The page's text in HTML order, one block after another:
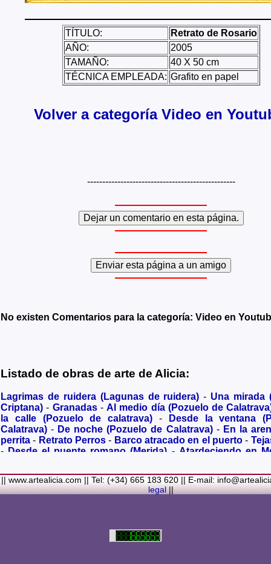
TÍTULO:
Retrato de Rosario
AÑO:
2005
TAMAÑO:
40 X 50 cm
TÉCNICA EMPLEADA: Grafito en papel
Volver a categoría Video en
-------------------------------------------------
No existen Comentarios para la categoría: Video en
Listado de obras de arte de Alicia:
Lagrimas de ruidera (Lagunas de ruidera) - Una mirada
Criptana) - Granadas-Al medio día (Pozuelo de
la calle (Pozuelo de calatrava) -
Desde la ventana
Calatrava) - De noche (Pozuelo de Calatrava)- En la
perrita - Retrato Perros - Barco atracado en el puerto -
- Desde el puente romano (Merida) - Atardeciendo en
(Bolaños de Calatrava)-Membrillos madurando al sol-
costa-A dormir (Cuadro infantil)-En flor-Ramo de
Familiar-La fuente (La Alhambra de Granada)-Acuarela
Puerta de Ciruela en 1868 (Ciudad
del Alcazar en tiempo de Juan II (Ciudad Real)
|| www.artealicia.com || Tel: (+34) 665 183 620 || E-mail:
legal||